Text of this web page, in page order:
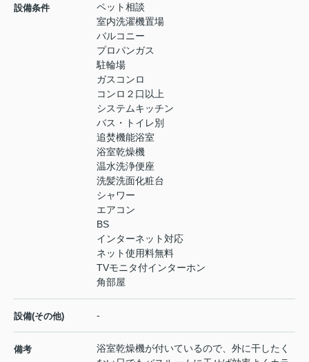
設備条件
ペット相談
室内洗濯機置場
バルコニー
プロパンガス
駐輪場
ガスコンロ
コンロ２口以上
システムキッチン
バス・トイレ別
追焚機能浴室
浴室乾燥機
温水洗浄便座
洗髪洗面化粧台
シャワー
エアコン
BS
インターネット対応
ネット使用料無料
TVモニタ付インターホン
角部屋
設備(その他) -
備考
浴室乾燥機が付いているので、外に干したく